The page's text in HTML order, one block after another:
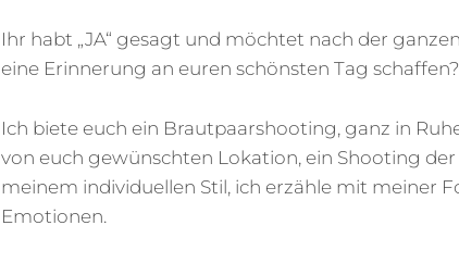
Ihr habt „JA“ gesagt und möchtet nach der
eine Erinnerung an euren schönsten Tag schaffen?
Ich biete euch ein Brautpaarshooting, ganz in
von euch gewünschten Lokation, ein Shooting
meinem individuellen Stil, ich erzähle mit meiner
Emotionen.